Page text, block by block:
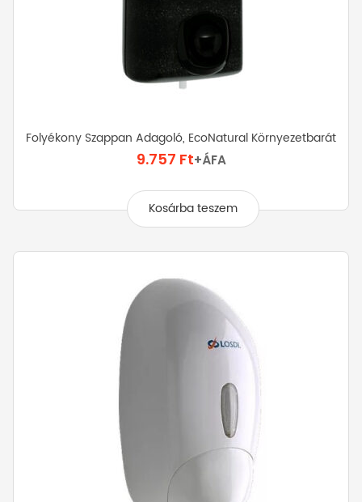
Folyékony Szappan Adagoló, EcoNatural Környezetbarát
9.757 Ft+ÁFA
Kosárba teszem